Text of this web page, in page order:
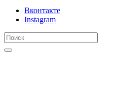
Вконтакте
Instagram